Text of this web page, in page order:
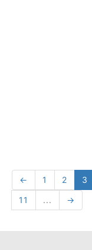
← 1 2 3
11
... →